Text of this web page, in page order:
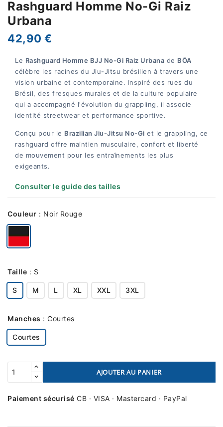
Rashguard Homme No-Gi Raiz
Urbana
42,90 €
Le Rashguard Homme BJJ No-Gi Raiz Urbana de BŌA
célèbre les racines du Jiu-Jitsu brésilien à travers une
vision urbaine et contemporaine. Inspiré des rues du
Brésil, des fresques murales et de la culture populaire
qui a accompagné l'évolution du grappling, il associe
identité streetwear et performance sportive.
Conçu pour le Brazilian Jiu-Jitsu No-Gi et le grappling, ce
rashguard offre maintien musculaire, confort et liberté
de mouvement pour les entraînements les plus
exigeants.
Consulter le guide des tailles
Couleur : Noir Rouge
Taille : S
S M L XL XXL 3XL
Manches : Courtes
Courtes
AJOUTER AU PANIER
Paiement sécurisé CB · VISA · Mastercard · PayPal